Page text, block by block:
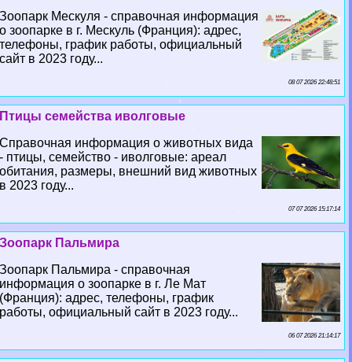
Зоопарк Мескуля - справочная информация
о зоопарке в г. Мескуль (Франция): адрес,
телефоны, график работы, официальный
сайт в 2023 году...
08 07 2026 22:48:51
Птицы семейства иволговые
Справочная информация о животных вида
- птицы, семейство - иволговые: ареал
обитания, размеры, внешний вид животных
в 2023 году...
07 07 2026 15:17:14
Зоопарк Пальмира
Зоопарк Пальмира - справочная
информация о зоопарке в г. Ле Мат
(Франция): адрес, телефоны, график
работы, официальный сайт в 2023 году...
06 07 2026 21:14:17